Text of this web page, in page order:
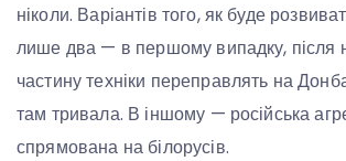
ніколи. Варіантів того, як буде
лише два — в першому випадку, після
частину техніки переправлять на
там тривала. В іншому — російська
спрямована на білорусів.